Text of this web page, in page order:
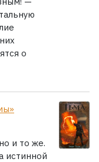
о
и то же.
истинной